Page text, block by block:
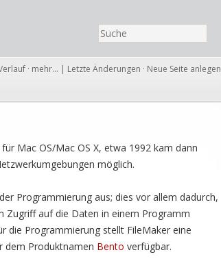
· mehr… | Letzte Änderungen · Neue Seite anlegen
Mac OS/Mac OS X, etwa 1992 kam dann
möglich.
Programmierung aus; dies vor allem dadurch,
Zugriff auf die Daten in einem Programm
die Programmierung stellt FileMaker eine
dem Produktnamen Bento verfügbar.